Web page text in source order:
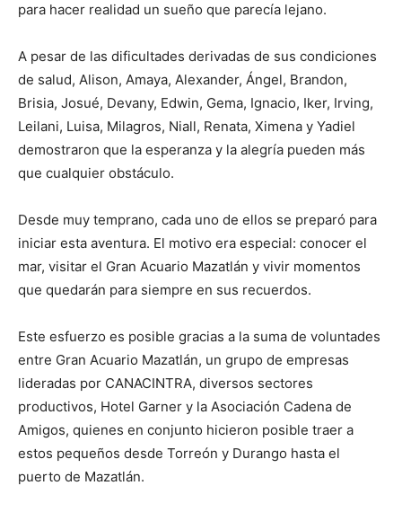
para hacer realidad un sueño que parecía lejano.
A pesar de las dificultades derivadas de sus condiciones
de salud, Alison, Amaya, Alexander, Ángel, Brandon,
Brisia, Josué, Devany, Edwin, Gema, Ignacio, Iker, Irving,
Leilani, Luisa, Milagros, Niall, Renata, Ximena y Yadiel
demostraron que la esperanza y la alegría pueden más
que cualquier obstáculo.
Desde muy temprano, cada uno de ellos se preparó para
iniciar esta aventura. El motivo era especial: conocer el
mar, visitar el Gran Acuario Mazatlán y vivir momentos
que quedarán para siempre en sus recuerdos.
Este esfuerzo es posible gracias a la suma de voluntades
entre Gran Acuario Mazatlán, un grupo de empresas
lideradas por CANACINTRA, diversos sectores
productivos, Hotel Garner y la Asociación Cadena de
Amigos, quienes en conjunto hicieron posible traer a
estos pequeños desde Torreón y Durango hasta el
puerto de Mazatlán.